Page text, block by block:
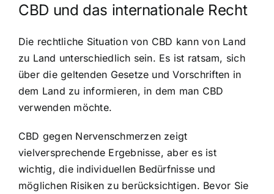
CBD und das internationale Recht
Die rechtliche Situation von CBD kann von Land
zu Land unterschiedlich sein. Es ist ratsam, sich
über die geltenden Gesetze und Vorschriften in
dem Land zu informieren, in dem man CBD
verwenden möchte.
CBD gegen Nervenschmerzen zeigt
vielversprechende Ergebnisse, aber es ist
wichtig, die individuellen Bedürfnisse und
möglichen Risiken zu berücksichtigen. Bevor Sie